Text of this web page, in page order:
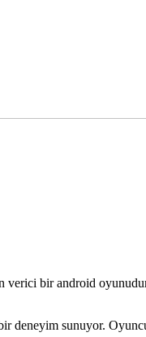
verici bir android
sunuyor.